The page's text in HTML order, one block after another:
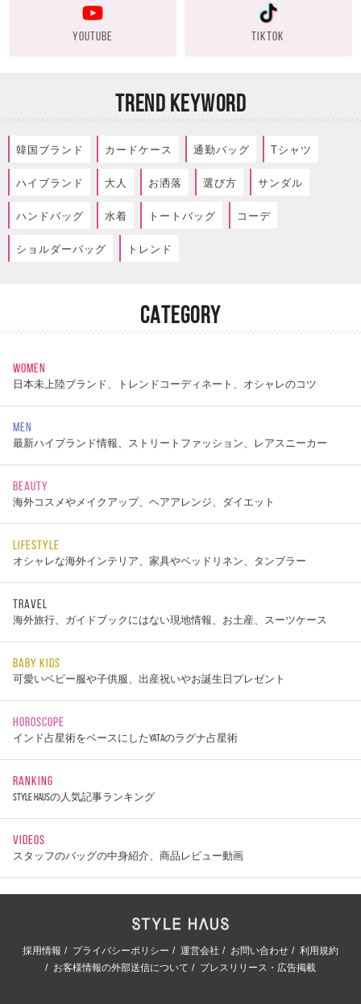
YOUTUBE TIKTOK
TREND KEYWORD
韓国ブランド カードケース 通勤バッグ Tシャツ
ハイブランド 大人 お洒落 選び方 サンダル
ハンドバッグ 水着 トートバッグ コーデ
ショルダーバッグ トレンド
CATEGORY
WOMEN
日本未上陸ブランド、トレンドコーディネート、オシャレのコツ
MEN
最新ハイブランド情報、ストリートファッション、レアスニーカー
BEAUTY
海外コスメやメイクアップ、ヘアアレンジ、ダイエット
LIFESTYLE
オシャレな海外インテリア、家具やベッドリネン、タンブラー
TRAVEL
海外旅行、ガイドブックにはない現地情報、お土産、スーツケース
BABY KIDS
可愛いベビー服や子供服、出産祝いやお誕生日プレゼント
HOROSCOPE
インド占星術をベースにしたYATAのラグナ占星術
RANKING
STYLE HAUSの人気記事ランキング
VIDEOS
スタッフのバッグの中身紹介、商品レビュー動画
採用情報 プライバシーポリシー 運営会社 お問い合わせ
利用規約
お客様情報の外部送信について
プレスリリース・広告掲載